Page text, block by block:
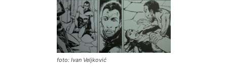
foto: Ivan Veljković